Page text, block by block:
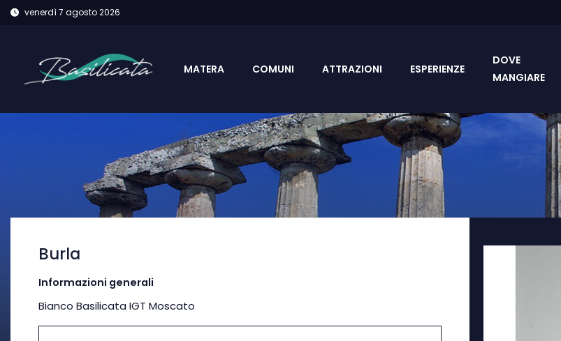
venerdì 7 agosto 2026
MATERA COMUNI ATTRAZIONI ESPERIENZE
DOVE
MANGIARE
Burla
Informazioni generali
Bianco Basilicata IGT Moscato